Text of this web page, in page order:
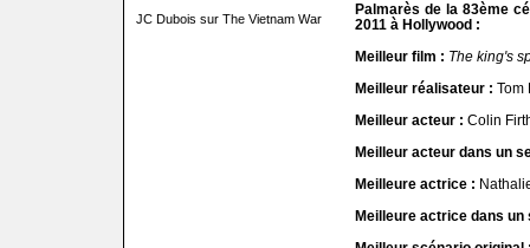
JC Dubois sur The Vietnam War
Palmarès de la 83ème
2011 à Hollywood :
Meilleur film : The king's
Meilleur réalisateur : Tom
Meilleur acteur : Colin
Meilleur acteur dans un
Meilleure actrice :
Meilleure actrice dans un